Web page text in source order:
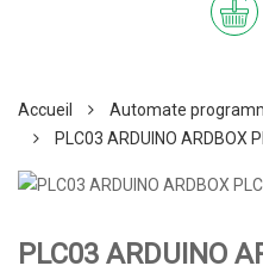
Accueil Automate
PLC03 ARDUINO ARDBOX
PLC03 ARDUINO